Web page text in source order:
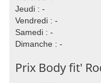
Jeudi : -
Vendredi : -
Samedi : -
Dimanche : -
Prix Body fit'